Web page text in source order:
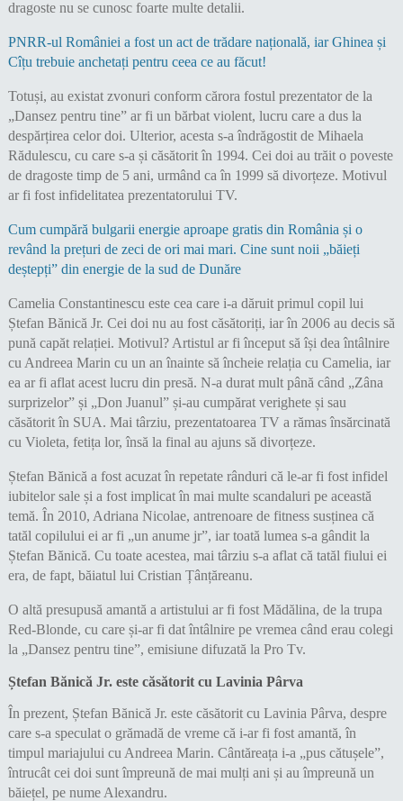
dragoste nu se cunosc foarte multe detalii.
PNRR-ul României a fost un act de trădare națională, iar Ghinea și
Cîțu trebuie anchetați pentru ceea ce au făcut!
Totuși, au existat zvonuri conform cărora fostul prezentator de la
„Dansez pentru tine” ar fi un bărbat violent, lucru care a dus la
despărțirea celor doi. Ulterior, acesta s-a îndrăgostit de Mihaela
Rădulescu, cu care s-a și căsătorit în 1994. Cei doi au trăit o poveste
de dragoste timp de 5 ani, urmând ca în 1999 să divorțeze. Motivul
ar fi fost infidelitatea prezentatorului TV.
Cum cumpără bulgarii energie aproape gratis din România și o
revând la prețuri de zeci de ori mai mari. Cine sunt noii „băieți
deștepți” din energie de la sud de Dunăre
Camelia Constantinescu este cea care i-a dăruit primul copil lui
Ștefan Bănică Jr. Cei doi nu au fost căsătoriți, iar în 2006 au decis să
pună capăt relației. Motivul? Artistul ar fi început să își dea întâlnire
cu Andreea Marin cu un an înainte să încheie relația cu Camelia, iar
ea ar fi aflat acest lucru din presă. N-a durat mult până când „Zâna
surprizelor” și „Don Juanul” și-au cumpărat verighete și sau
căsătorit în SUA. Mai târziu, prezentatoarea TV a rămas însărcinată
cu Violeta, fetița lor, însă la final au ajuns să divorțeze.
Ștefan Bănică a fost acuzat în repetate rânduri că le-ar fi fost infidel
iubitelor sale și a fost implicat în mai multe scandaluri pe această
temă. În 2010, Adriana Nicolae, antrenoare de fitness susținea că
tatăl copilului ei ar fi „un anume jr”, iar toată lumea s-a gândit la
Ștefan Bănică. Cu toate acestea, mai târziu s-a aflat că tatăl fiului ei
era, de fapt, băiatul lui Cristian Țânțăreanu.
O altă presupusă amantă a artistului ar fi fost Mădălina, de la trupa
Red-Blonde, cu care și-ar fi dat întâlnire pe vremea când erau colegi
la „Dansez pentru tine”, emisiune difuzată la Pro Tv.
Ștefan Bănică Jr. este căsătorit cu Lavinia Pârva
În prezent, Ștefan Bănică Jr. este căsătorit cu Lavinia Pârva, despre
care s-a speculat o grămadă de vreme că i-ar fi fost amantă, în
timpul mariajului cu Andreea Marin. Cântăreața i-a „pus cătușele”,
întrucât cei doi sunt împreună de mai mulți ani și au împreună un
băiețel, pe nume Alexandru.